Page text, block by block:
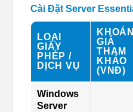
Cài Đặt Server
LOẠI
GIẤY
PHÉP /
DỊCH VỤ
GIÁ
THAM
KHẢO
(VNĐ)
Windows
Server